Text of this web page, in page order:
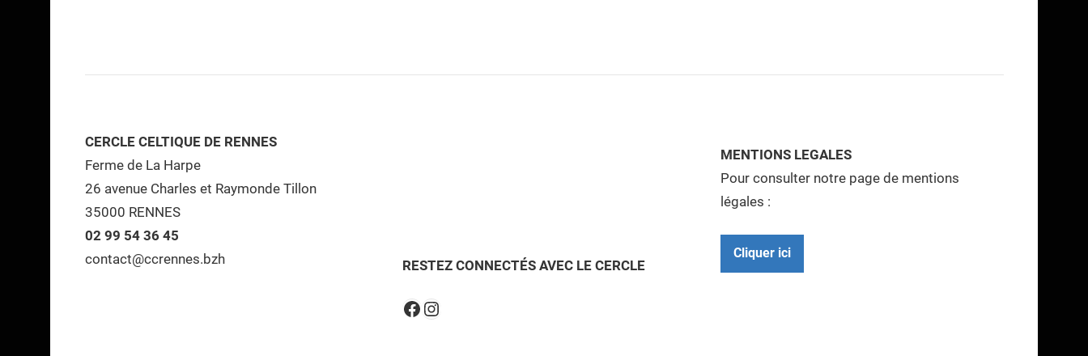
CERCLE CELTIQUE DE RENNES
Ferme de La Harpe
26 avenue Charles et Raymonde Tillon
35000 RENNES
02 99 54 36 45
contact@ccrennes.bzh
RESTEZ CONNECTÉS AVEC LE CERCLE
Facebook
Instagram
MENTIONS LEGALES
Pour consulter notre page de mentions
légales :
Cliquer ici